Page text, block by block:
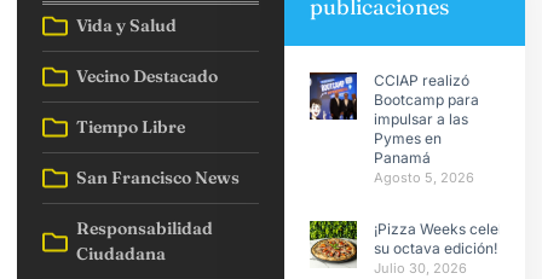
Vida y Salud
Vecino Destacado
Tiempo Libre
San Francisco News
Responsabilidad
Ciudadana
publicaciones
CCIAP realizó
Bootcamp para
impulsar a las
Pymes en
Panamá
Agosto 5, 2026
¡Pizza Weeks celebra
su octava edición!
Julio 30, 2026